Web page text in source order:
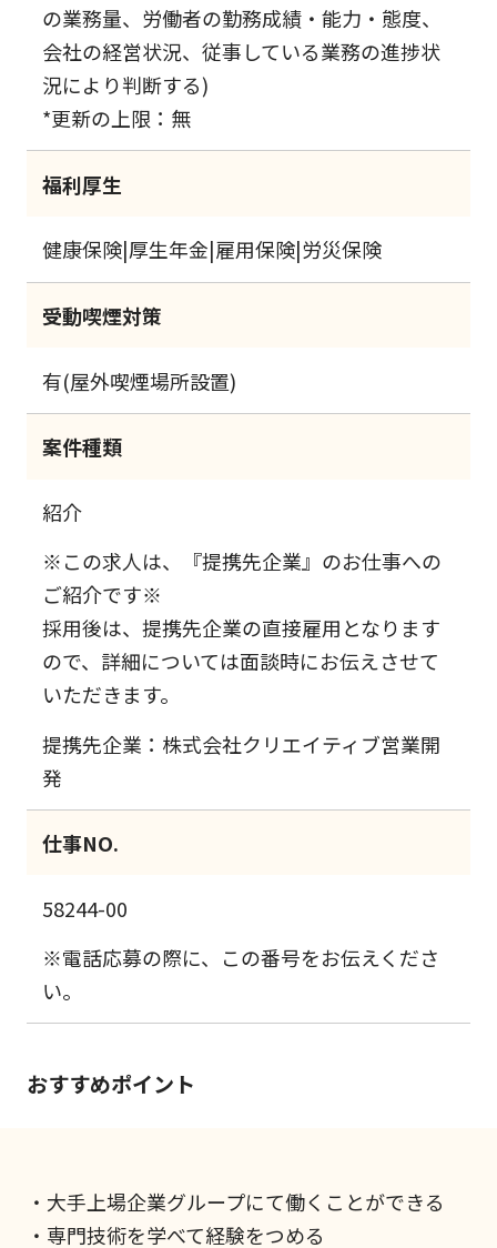
の業務量、労働者の勤務成績・能力・態度、
会社の経営状況、従事している業務の進捗状
況により判断する)
*更新の上限：無
福利厚生
健康保険|厚生年金|雇用保険|労災保険
受動喫煙対策
有(屋外喫煙場所設置)
案件種類
紹介
※この求人は、『提携先企業』のお仕事への
ご紹介です※
採用後は、提携先企業の直接雇用となります
ので、詳細については面談時にお伝えさせて
いただきます。
提携先企業：株式会社クリエイティブ営業開
発
仕事NO.
58244-00
※電話応募の際に、この番号をお伝えくださ
い。
おすすめポイント
・大手上場企業グループにて働くことができる
・専門技術を学べて経験をつめる